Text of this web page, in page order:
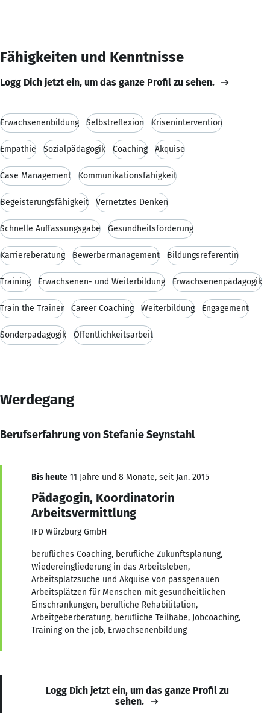
Fähigkeiten und Kenntnisse
Logg Dich jetzt ein, um das ganze Profil zu sehen.
Erwachsenenbildung Selbstreflexion Krisenintervention
Empathie Sozialpädagogik Coaching Akquise
Case Management Kommunikationsfähigkeit
Begeisterungsfähigkeit Vernetztes Denken
Schnelle Auffassungsgabe Gesundheitsförderung
Karriereberatung Bewerbermanagement Bildungsreferentin
Training Erwachsenen- und Weiterbildung Erwachsenenpädagogik
Train the Trainer Career Coaching Weiterbildung Engagement
Sonderpädagogik Öffentlichkeitsarbeit
Werdegang
Berufserfahrung von Stefanie Seynstahl
Bis heute 11 Jahre und 8 Monate, seit Jan. 2015
Pädagogin, Koordinatorin
Arbeitsvermittlung
IFD Würzburg GmbH
berufliches Coaching, berufliche Zukunftsplanung,
Wiedereingliederung in das Arbeitsleben,
Arbeitsplatzsuche und Akquise von passgenauen
Arbeitsplätzen für Menschen mit gesundheitlichen
Einschränkungen, berufliche Rehabilitation,
Arbeitgeberberatung, berufliche Teilhabe, Jobcoaching,
Training on the job, Erwachsenenbildung
Logg Dich jetzt ein, um das ganze Profil zu
sehen.